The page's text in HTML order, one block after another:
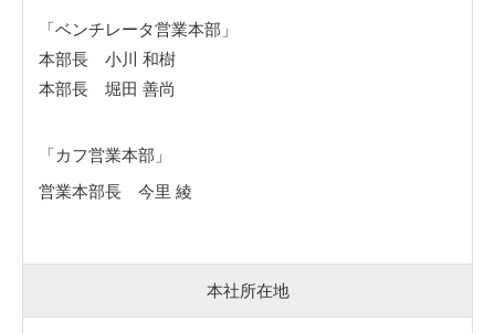
「ベンチレータ営業本部」
本部長 小川 和樹
本部長 堀田 善尚
「カフ営業本部」
営業本部長 今里 綾
本社所在地